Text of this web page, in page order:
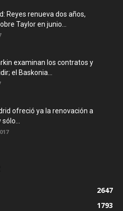
Reyes renueva dos años,
Taylor en junio...
examinan los contratos y
el Baskonia...
ofreció ya la renovación a
2647
1793